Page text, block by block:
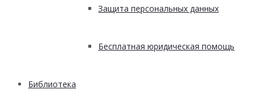
Защита персональных данных
Бесплатная юридическая помощь
Библиотека